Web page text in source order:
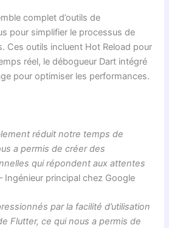
complet d’outils de
pour simplifier le processus de
Ces outils incluent Hot Reload pour
réel, le débogueur Dart intégré
pour optimiser les performances.
réduit notre temps de
a permis de créer des
qui répondent aux attentes
Ingénieur principal chez Google
par la facilité d’utilisation
Flutter, ce qui nous a permis de